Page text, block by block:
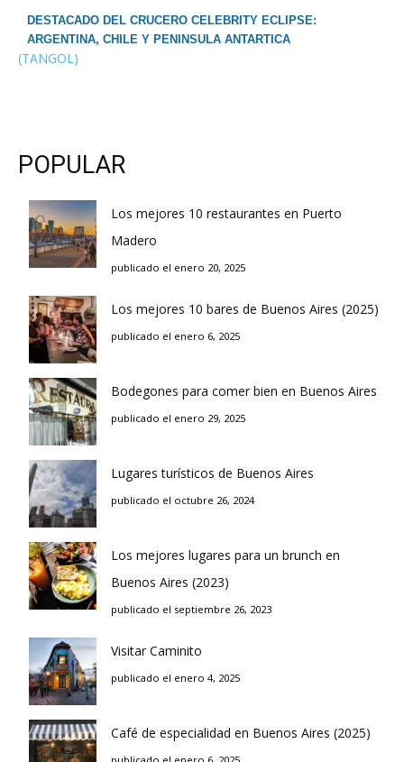
DESTACADO DEL CRUCERO CELEBRITY ECLIPSE:
ARGENTINA, CHILE Y PENINSULA ANTARTICA
(TANGOL)
POPULAR
Los mejores 10 restaurantes en Puerto
Madero
publicado el enero 20, 2025
Los mejores 10 bares de Buenos Aires (2025)
publicado el enero 6, 2025
Bodegones para comer bien en Buenos Aires
publicado el enero 29, 2025
Lugares turísticos de Buenos Aires
publicado el octubre 26, 2024
Los mejores lugares para un brunch en
Buenos Aires (2023)
publicado el septiembre 26, 2023
Visitar Caminito
publicado el enero 4, 2025
Café de especialidad en Buenos Aires (2025)